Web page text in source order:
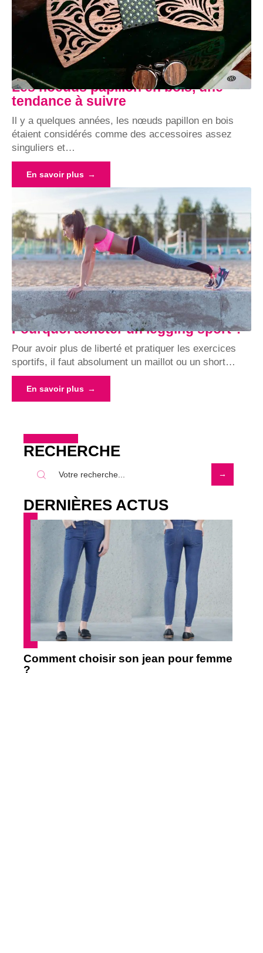
Les noeuds papillon en bois, une
tendance à suivre
Il y a quelques années, les nœuds papillon en bois
étaient considérés comme des accessoires assez
singuliers et…
En savoir plus
Pourquoi acheter un legging sport ?
Pour avoir plus de liberté et pratiquer les exercices
sportifs, il faut absolument un maillot ou un short…
En savoir plus
RECHERCHE
DERNIÈRES ACTUS
Comment choisir son jean pour femme
?